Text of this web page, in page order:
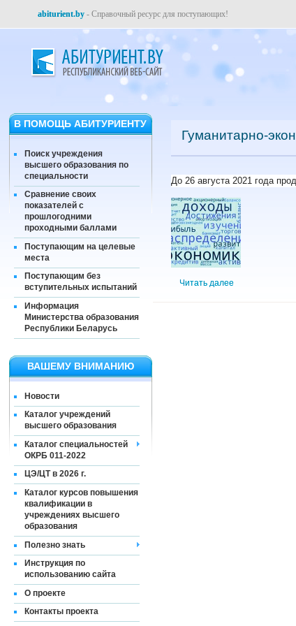
abiturient.by - Справочный ресурс для поступающих!
В ПОМОЩЬ АБИТУРИЕНТУ
Поиск учреждения
высшего образования по
специальности
Сравнение своих
показателей с
прошлогодними
проходными баллами
Поступающим на целевые
места
Поступающим без
вступительных испытаний
Информация
Министерства образования
Республики Беларусь
ВАШЕМУ ВНИМАНИЮ
Новости
Каталог учреждений
высшего образования
Каталог специальностей
ОКРБ 011-2022
ЦЭ/ЦТ в 2026 г.
Каталог курсов повышения
квалификации в
учреждениях высшего
образования
Полезно знать
Инструкция по
использованию сайта
О проекте
Контакты проекта
Гуманитарно-
До 26 августа 2021 года
Читать далее